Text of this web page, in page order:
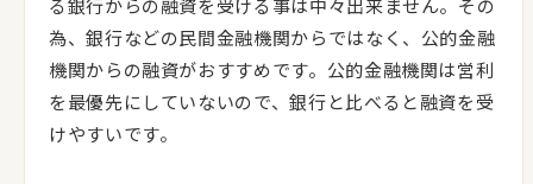
る銀行からの融資を受ける事は中々出来ません。その
為、銀行などの民間金融機関からではなく、公的金融
機関からの融資がおすすめです。公的金融機関は営利
を最優先にしていないので、銀行と比べると融資を受
けやすいです。